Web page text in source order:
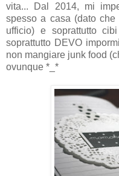
vita... Dal 2014, mi
spesso a casa (dato
ufficio) e soprattutto
soprattutto DEVO
non mangiare junk food
ovunque *_*